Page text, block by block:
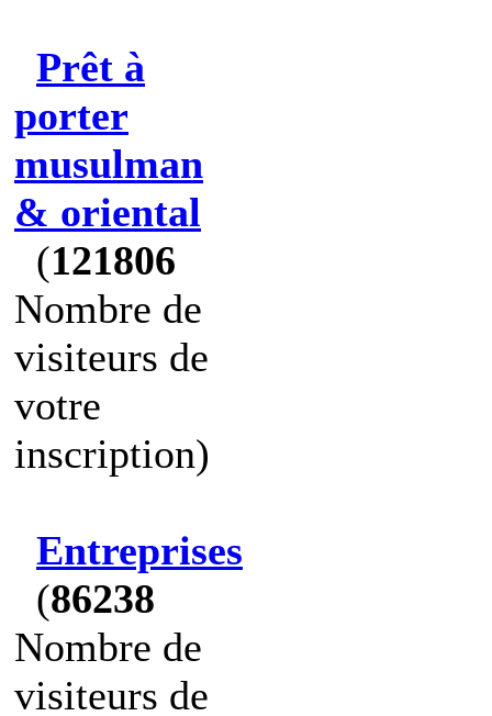
Prêt à
porter
musulman
& oriental
(121806
Nombre de
visiteurs de
votre
inscription)
Entreprises
(86238
Nombre de
visiteurs de